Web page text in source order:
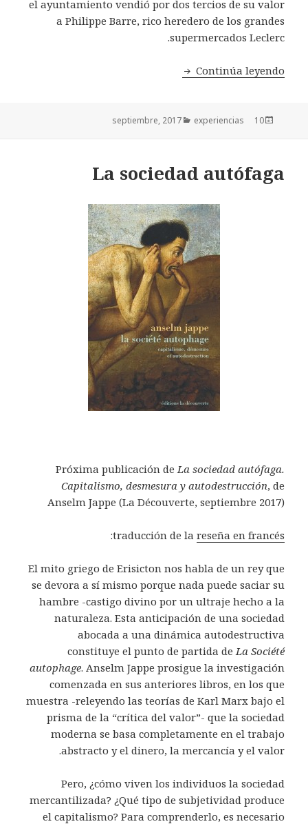
el ayuntamiento vendió por dos tercios de su valor
a Philippe Barre, rico heredero de los grandes
supermercados Leclerc.
Continúa leyendo
¿comunales urbanos?
Publicado
10 septiembre, 2017
Categorías experiencias
La sociedad autófaga
Próxima publicación de La sociedad autófaga.
Capitalismo, desmesura y autodestrucción, de
Anselm Jappe (La Découverte, septiembre 2017)
traducción de la reseña en francés
:
El mito griego de Erisicton nos habla de un rey que
se devora a sí mismo porque nada puede saciar su
hambre -castigo divino por un ultraje hecho a la
naturaleza. Esta anticipación de una sociedad
abocada a una dinámica autodestructiva
constituye el punto de partida de La Société
autophage. Anselm Jappe prosigue la investigación
comenzada en sus anteriores libros, en los que
muestra -releyendo las teorías de Karl Marx bajo el
prisma de la “crítica del valor”- que la sociedad
moderna se basa completamente en el trabajo
abstracto y el dinero, la mercancía y el valor.
Pero, ¿cómo viven los individuos la sociedad
mercantilizada? ¿Qué tipo de subjetividad produce
el capitalismo? Para comprenderlo, es necesario